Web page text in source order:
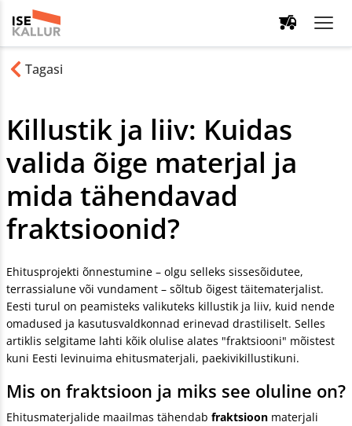
Tagasi
Killustik ja liiv: Kuidas
valida õige materjal ja
mida tähendavad
fraktsioonid?
Ehitusprojekti õnnestumine – olgu selleks sissesõidutee,
terrassialune või vundament – sõltub õigest täitematerjalist.
Eesti turul on peamisteks valikuteks killustik ja liiv, kuid nende
omadused ja kasutusvaldkonnad erinevad drastiliselt. Selles
artiklis selgitame lahti kõik olulise alates "fraktsiooni" mõistest
kuni Eesti levinuima ehitusmaterjali, paekivikillustikuni.
Mis on fraktsioon ja miks see oluline on?
Ehitusmaterjalide maailmas tähendab fraktsioon materjali